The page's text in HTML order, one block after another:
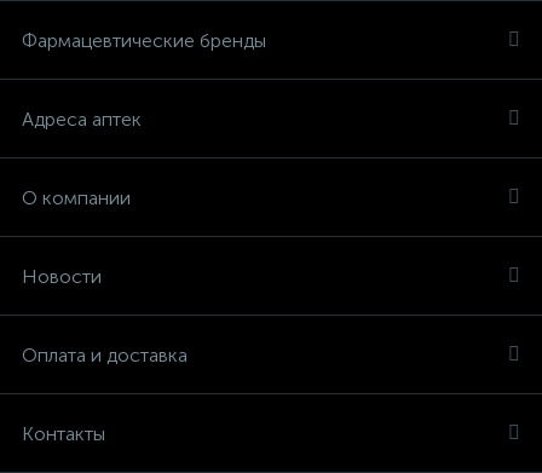
Фармацевтические бренды
Адреса аптек
О компании
Новости
Оплата и доставка
Контакты